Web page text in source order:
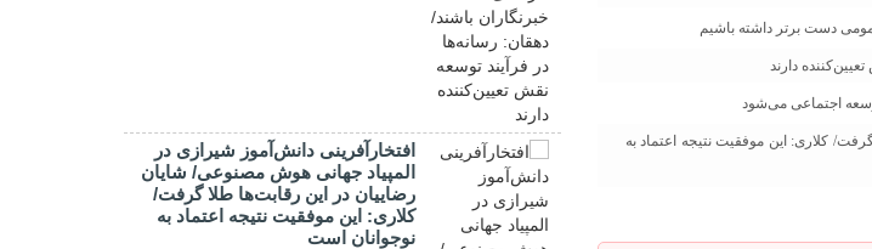
دست برتر داشته باشیم
دارند
اجتماعی می‌شود
کلاری: این موفقیت نتیجه اعتماد به
افتخارآفرینی دانش‌آموز شیرازی در
المپیاد جهانی هوش مصنوعی/ شایان
رضاییان در این رقابت‌ها طلا گرفت/
کلاری: این موفقیت نتیجه اعتماد به
نوجوانان است